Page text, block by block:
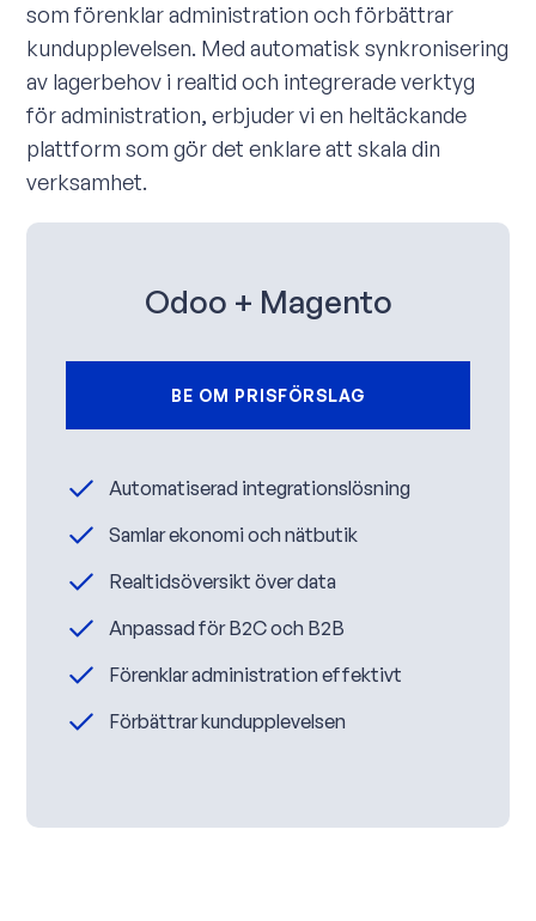
som förenklar administration och förbättrar
kundupplevelsen. Med automatisk synkronisering
av lagerbehov i realtid och integrerade verktyg
för administration, erbjuder vi en heltäckande
plattform som gör det enklare att skala din
verksamhet.
Odoo + Magento
BE OM PRISFÖRSLAG
Automatiserad integrationslösning
Samlar ekonomi och nätbutik
Realtidsöversikt över data
Anpassad för B2C och B2B
Förenklar administration effektivt
Förbättrar kundupplevelsen